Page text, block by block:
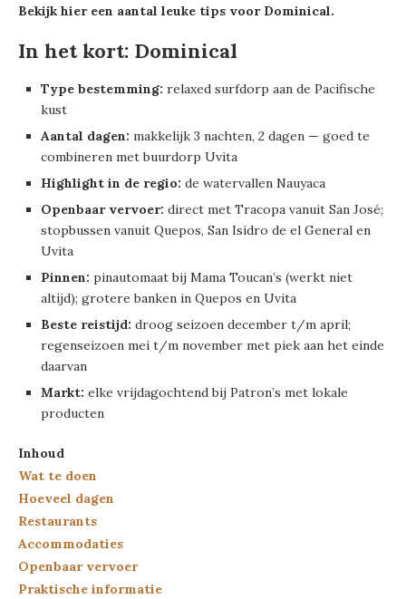
Bekijk hier een aantal leuke tips voor Dominical.
In het kort: Dominical
Type bestemming: relaxed surfdorp aan de Pacifische
kust
Aantal dagen: makkelijk 3 nachten, 2 dagen — goed te
combineren met buurdorp Uvita
Highlight in de regio: de watervallen Nauyaca
Openbaar vervoer: direct met Tracopa vanuit San José;
stopbussen vanuit Quepos, San Isidro de el General en
Uvita
Pinnen: pinautomaat bij Mama Toucan’s (werkt niet
altijd); grotere banken in Quepos en Uvita
Beste reistijd: droog seizoen december t/m april;
regenseizoen mei t/m november met piek aan het einde
daarvan
Markt: elke vrijdagochtend bij Patron’s met lokale
producten
Inhoud
Wat te doen
Hoeveel dagen
Restaurants
Accommodaties
Openbaar vervoer
Praktische informatie